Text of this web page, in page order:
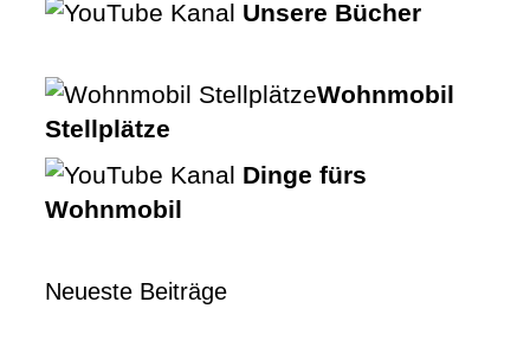
Unsere Bücher
Wohnmobil
Stellplätze
Dinge fürs
Wohnmobil
Neueste Beiträge